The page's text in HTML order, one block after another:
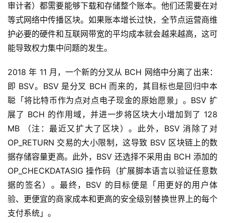
审计者）都需要能够下载和存储整个账本。他们还需要在对
等式网络中传播区块。如果账本增长过快，全节点运营商维
护必要的硬件和互联网带宽的平均成本就会越来越高，这可
能导致权力集中问题的发生。
2018 年 11 月，一个新的分叉从 BCH 网络中分离了出来：
即 BSV。BSV 是分叉 BCH 而来的，其目标也是回归中本
聪「将比特币作为点对点电子现金的原始愿景」。BSV 扩
展了 BCH 的作用域，并进一步将区块大小增加到了 128
MB （注：最近又扩大了区块）。此外，BSV 消除了对
OP_RETURN 交易的大小限制，这导致 BSV 区块链上的数
据存储容量更高。此外，BSV 还选择不采用由 BCH 添加的
OP_CHECKDATASIG 操作码（扩展脚本语言以验证任意数
据的签名）。最终，BSV 的目标便是「用更好的用户体
验、更便宜的商家成本和更高的安全级别替换世界上的每个
支付系统」。